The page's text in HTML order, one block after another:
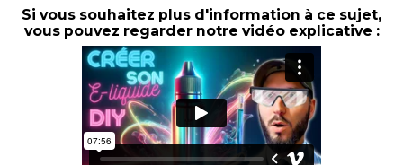
Si vous souhaitez plus d'information à ce sujet,
vous pouvez regarder notre vidéo explicative :